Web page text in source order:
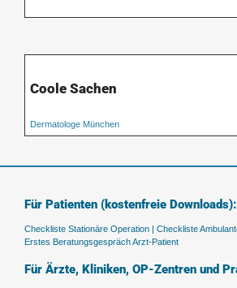
Coole Sachen
Dermatologe München
Für Patienten (kostenfreie Downloads):
Checkliste Stationäre Operation | Checkliste
Erstes Beratungsgespräch Arzt-Patient
Für Ärzte, Kliniken, OP-Zentren und